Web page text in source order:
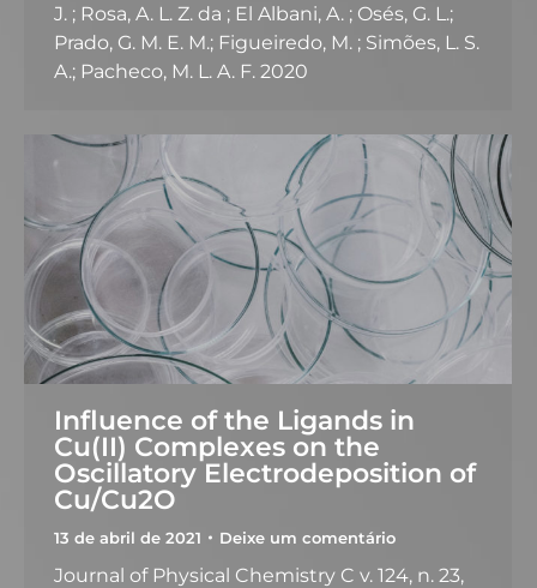
J. ; Rosa, A. L. Z. da ; El Albani, A. ; Osés, G. L.;
Prado, G. M. E. M.; Figueiredo, M. ; Simões, L. S.
A.; Pacheco, M. L. A. F. 2020
Influence of the Ligands in
Cu(II) Complexes on the
Oscillatory Electrodeposition of
Cu/Cu2O
13 de abril de 2021 Deixe um comentário
Journal of Physical Chemistry C v. 124, n. 23,